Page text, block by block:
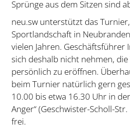
Sprünge aus dem Sitzen sind
neu.sw unterstützt das
Sportlandschaft in
vielen Jahren. Geschäftsführer
sich deshalb nicht nehmen,
persönlich zu eröffnen.
beim Turnier natürlich gern
10.00 bis etwa 16.30 Uhr in
Anger“ (Geschwister-Scholl-
frei.